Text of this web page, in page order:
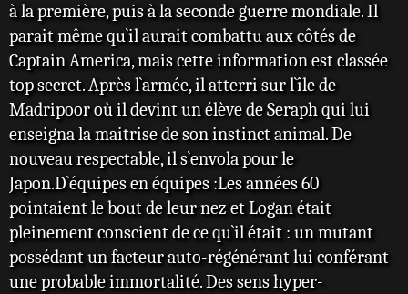
à la première, puis à la seconde guerre mondiale. Il
parait même qu`il aurait combattu aux côtés de
Captain America, mais cette information est classée
top secret. Après l`armée, il atterri sur l`île de
Madripoor où il devint un élève de Seraph qui lui
enseigna la maitrise de son instinct animal. De
nouveau respectable, il s`envola pour le
Japon.D`équipes en équipes :Les années 60
pointaient le bout de leur nez et Logan était
pleinement conscient de ce qu`il était : un mutant
possédant un facteur auto-régénérant lui conférant
une probable immortalité. Des sens hyper-